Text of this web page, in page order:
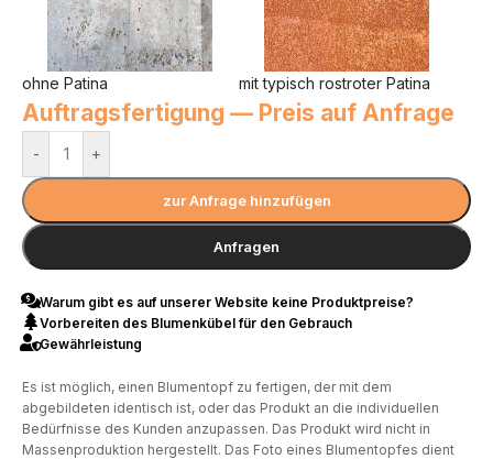
ohne Patina mit typisch rostroter Patina
Auftragsfertigung — Preis auf Anfrage
- +
zur Anfrage hinzufügen
Anfragen
Warum gibt es auf unserer Website keine Produktpreise?
Vorbereiten des Blumenkübel für den Gebrauch
Gewährleistung
Es ist möglich, einen Blumentopf zu fertigen, der mit dem
abgebildeten identisch ist, oder das Produkt an die individuellen
Bedürfnisse des Kunden anzupassen. Das Produkt wird nicht in
Massenproduktion hergestellt. Das Foto eines Blumentopfes dient